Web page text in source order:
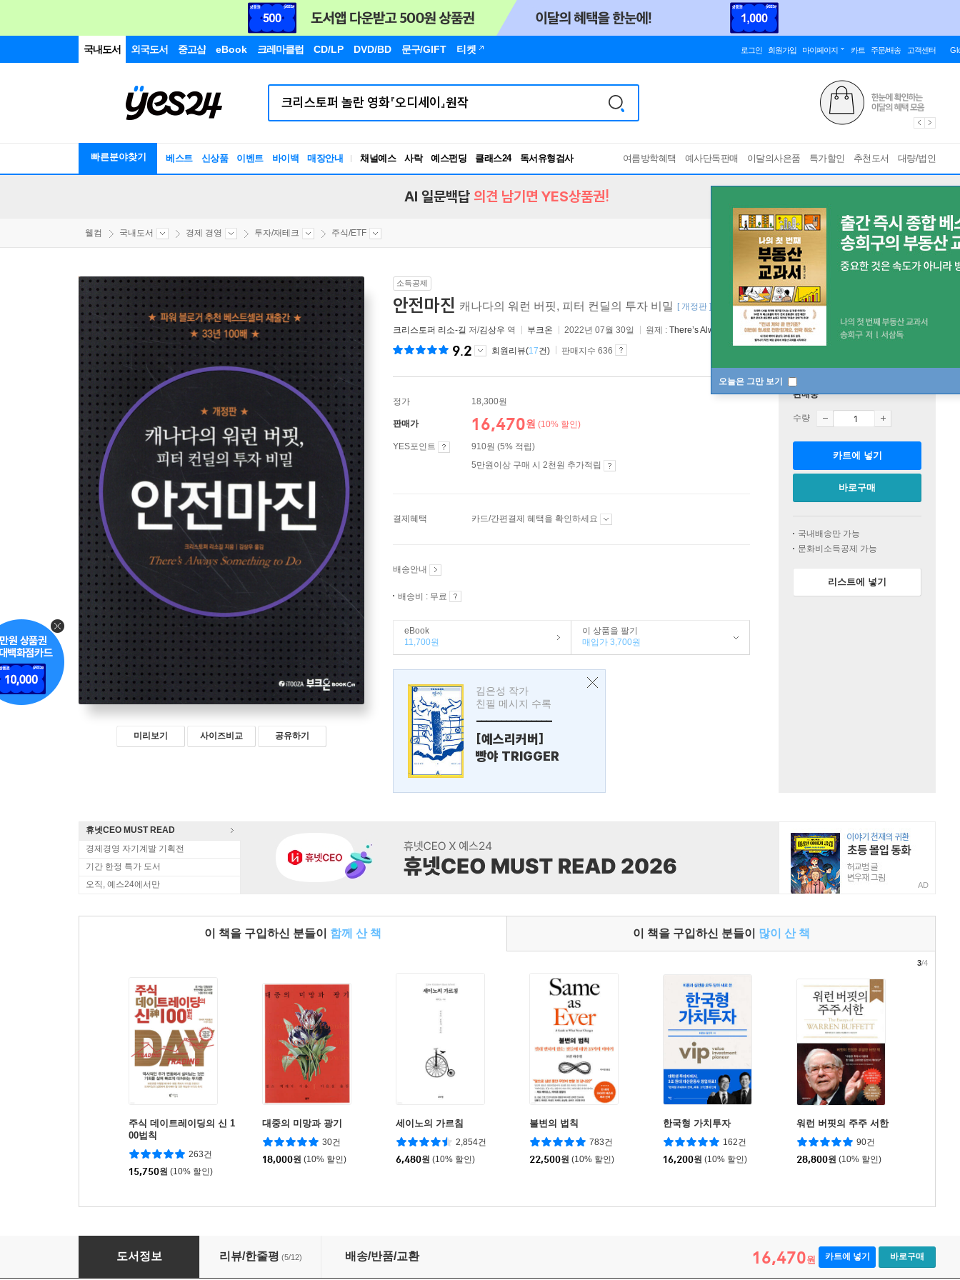
국내도서 외국도서 중고샵 eBook 크레마클럽 CD/LP DVD/BD 문구/GIFT 티켓 로그인 회원가입 마이페이지 카트 주문/배송 고객센터
빠른분야찾기 베스트 신상품 이벤트 바이백 매장안내 채널예스 사락 예스펀딩 클래스24
독서유형검사
RBTI Lab
여름방학혜택 예사단독판매 이달의사은품 특가할인 추천도서 대량/법인
오늘은 그만 보기
AI 일문백답 의견 남기면 YES상품권!
웰컴 국내도서 경제 경영 투자/재테크 주식/ETF
미리보기 사이즈비교 공유하기
소득공제
안전마진 캐나다의 워런 버핏, 피터 컨딜의 투자 비밀 [ 개정판 ]
크리스토퍼 리소-길 저/김상우 역 부크온 2022년 07월 30일 원제 : There’s Always Something to Do
9.2 회원리뷰(17건) 판매지수 636
정가 18,300원
판매가 16,470원 (10% 할인)
YES포인트
910원 (5% 적립)
5만원이상 구매 시 2천원 추가적립
결제혜택 카드/간편결제 혜택을 확인하세요
배송안내
배송비 : 무료
eBook
11,700원
이 상품을 팔기
매입가 3,700원
김은성 작가
친필 메시지 수록
---------------
[예스리커버]
빵야 TRIGGER
판매중
수량
카트에 넣기
바로구매
국내배송만 가능
문화비소득공제 가능
리스트에 넣기
휴넷CEO MUST READ
경제경영 자기계발 기획전
기간 한정 특가 도서
오직, 예스24에서만
AD
이 책을 구입하신 분들이 함께 산 책 이 책을 구입하신 분들이 많이 산 책
주식 데이트레이딩의 신 1
00법칙
263건
15,750원 (10% 할인)
대중의 미망과 광기
30건
18,000원 (10% 할인)
세이노의 가르침
2,854건
6,480원 (10% 할인)
불변의 법칙
783건
22,500원 (10% 할인)
한국형 가치투자
162건
16,200원 (10% 할인)
워런 버핏의 주주 서한
90건
28,800원 (10% 할인)
3/4
안전마진
도서정보 리뷰/한줄평 (5/12) 배송/반품/교환 16,470원 카트에 넣기 바로구매